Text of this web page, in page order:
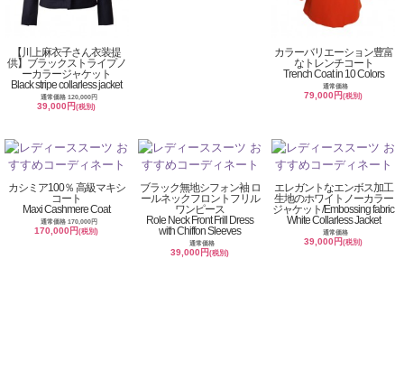
【川上麻衣子さん衣装提
供】ブラックストライプノ
ーカラージャケット
Black stripe collarless jacket
通常価格 120,000円
39,000円(税別)
カラーバリエーション豊富
なトレンチコート
Trench Coat in 10 Colors
通常価格
79,000円(税別)
カシミア100％ 高級マキシ
コート
Maxi Cashmere Coat
通常価格 170,000円
170,000円(税別)
ブラック無地シフォン袖 ロ
ールネックフロントフリル
ワンピース
Role Neck Front Frill Dress
with Chiffon Sleeves
通常価格
39,000円(税別)
エレガントなエンボス加工
生地のホワイトノーカラー
ジャケット/Embossing fabric
White Collarless Jacket
通常価格
39,000円(税別)